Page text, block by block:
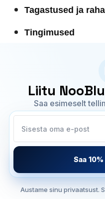
Tagastused ja
Tingimused
Liitu
Saa esimeselt
Saa
Austame sinu privaatsust.